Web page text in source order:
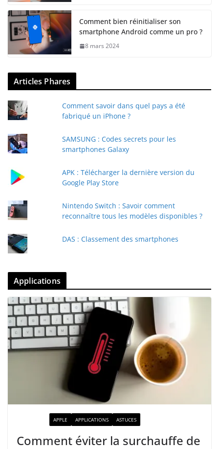
Comment bien réinitialiser son
smartphone Android comme un pro ?
8 mars 2024
Articles Phares
Comment savoir dans quel pays a été
fabriqué un iPhone ?
SAMSUNG : Codes secrets pour les
smartphones Galaxy
APK : Télécharger la dernière version du
Google Play Store
Nintendo Switch : Savoir comment
reconnaître tous les modèles disponibles ?
DAS : Classement des smartphones
Applications
APPLE APPLICATIONS ASTUCES
Comment éviter la surchauffe de